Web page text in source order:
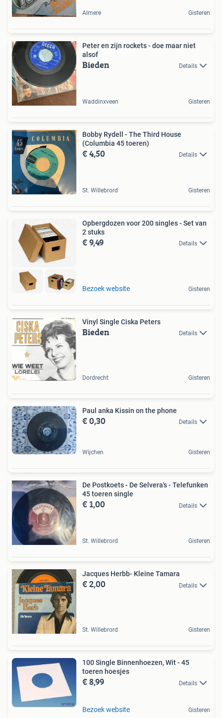
Almere Gisteren
Peter en zijn rockets - doe maar niet
alsof
Bieden Details
Waddinxveen Gisteren
Bobby Rydell - The Third House
(Columbia 45 toeren)
€ 4,50 Details
St. Willebrord Gisteren
Opbergdozen voor 200 singles - Set van
2 stuks
€ 9,49 Details
Bezoek website Gisteren
Vinyl Single Ciska Peters
Bieden Details
Dordrecht Gisteren
Paul anka Kissin on the phone
€ 0,30 Details
Wijchen Gisteren
De Postkoets - De Selvera's - Telefunken
45 toeren single
€ 1,00 Details
St. Willebrord Gisteren
Jacques Herbb- Kleine Tamara
€ 2,00 Details
St. Willebrord Gisteren
100 Single Binnenhoezen, Wit - 45
toeren hoesjes
€ 8,99 Details
Bezoek website Gisteren